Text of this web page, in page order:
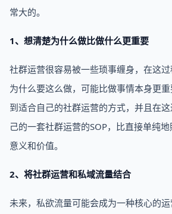
常大的。
1、想清楚为什么做比做什么更重要
社群运营很容易被一些琐事缠身，在这
为什么要这么做，可能比做事情本身更
到适合自己的社群运营的方式，并且在
己的一套社群运营的SOP，比直接单纯
意义和价值。
2、将社群运营和私域流量结合
未来，私欲流量可能会成为一种核心的运